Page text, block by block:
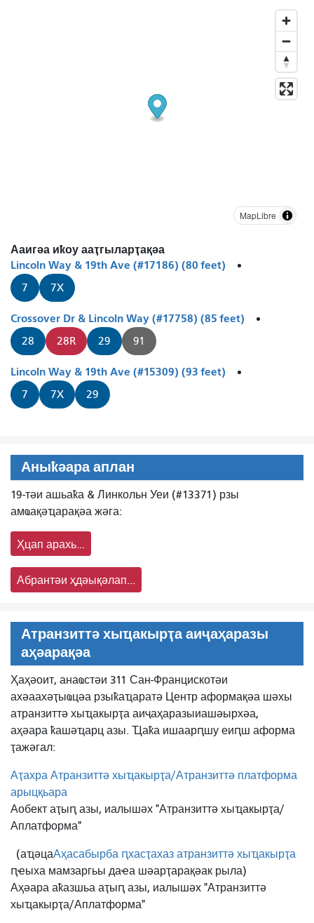
MapLibre
Ааигәа иҟоу ааҭгыларҭақәа
Lincoln Way & 19th Ave (#17186) (80 feet)
7 7X
Crossover Dr & Lincoln Way (#17758) (85 feet)
28 28R 29 91
Lincoln Way & 19th Ave (#15309) (93 feet)
7 7X 29
Аныҟәара аплан
19-тәи ашьаҟа & Линкольн Уеи (#13371) рзы
амҩақәҵарақәа жәга:
Ҳцап арахь...
Абрантәи ҳдәықәлап...
Атранзиттә хыҵакырҭа аиҷаҳаразы
аҳәарақәа
Ҳаҳәоит, анаҩстәи 311 Сан-Францискотәи
ахәаахәҭыҩцәа рзыҟаҵаратә Центр аформақәа шәхы
иашәырхәа,
атранзиттә хыҵакырҭа аиҷаҳаразы
аҳәара ҟашәҵарц азы. Ҵаҟа ишаарԥшу еиԥш аформа
ҭажәгал:
Аҭахра Атранзиттә хыҵакырҭа/Атранзиттә платформа
арыцқьара
Аобект аҭыԥ азы, иалышәх "Атранзиттә хыҵакырҭа/
Аплатформа"
Аҳасабырба ԥхасҭахаз атранзиттә хыҵакырҭа
(аҵәца
ԥҽыха мамзаргьы даҽа шәарҭарақәак рыла)
Аҳәара аҟазшьа аҭыԥ азы, иалышәх "Атранзиттә
хыҵакырҭа/Аплатформа"